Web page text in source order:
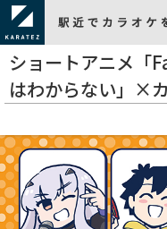
ショートアニメ「
はわからない」×